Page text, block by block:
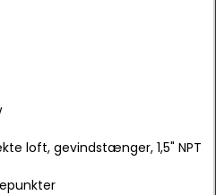
loft, gevindstænger, 1,5" NPT